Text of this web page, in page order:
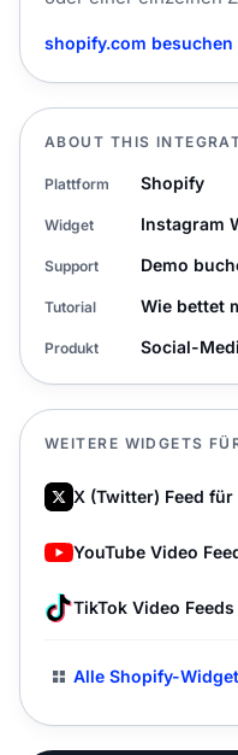
shopify.com besuchen
ABOUT THIS
Plattform Shopify
Widget Instagram
Support Demo
Tutorial Wie bettet
Produkt Social-
WEITERE WIDGETS
X (Twitter) Feed
YouTube Video
TikTok Video
Alle Shopify-